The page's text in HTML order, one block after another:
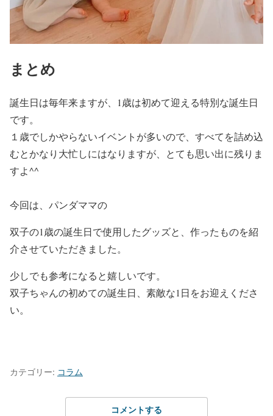
まとめ
誕生日は毎年来ますが、1歳は初めて迎える特別な誕生日
です。
１歳でしかやらないイベントが多いので、すべてを詰め込
むとかなり大忙しにはなりますが、とても思い出に残りま
すよ^^
今回は、 パンダママの
双子の1歳の誕生日で使用したグッズと、作ったものを紹
介させていただきました。
少しでも参考になると嬉しいです。
双子ちゃんの初めての誕生日、素敵な1日をお迎えくださ
い。
カテゴリー: コラム
コメントする